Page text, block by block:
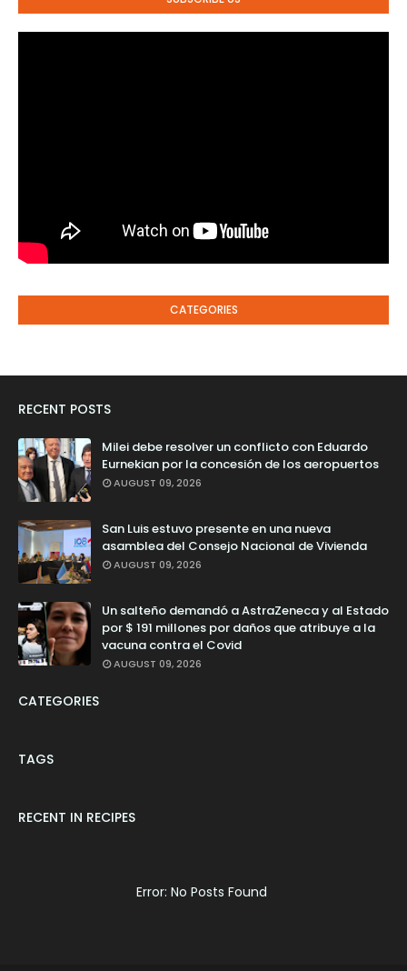
CATEGORIES
RECENT POSTS
Milei debe resolver un conflicto con Eduardo
Eurnekian por la concesión de los aeropuertos
AUGUST 09, 2026
San Luis estuvo presente en una nueva
asamblea del Consejo Nacional de Vivienda
AUGUST 09, 2026
Un salteño demandó a AstraZeneca y al Estado
por $ 191 millones por daños que atribuye a la
vacuna contra el Covid
AUGUST 09, 2026
CATEGORIES
TAGS
RECENT IN RECIPES
Error: No Posts Found